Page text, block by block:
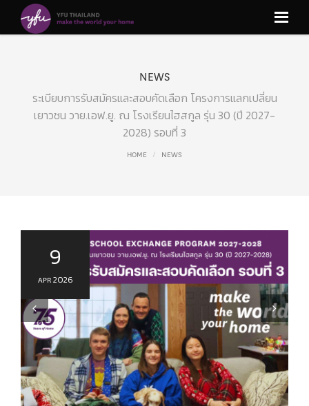
NEWS
ระเบียบการรับสมัครและสอบคัดเลือก โครงการแลกเปลี่ยน
เยาวชน วาย.เอฟ.ยู. ณ โรงเรียนไฮสกูล รุ่น 30 (ปี 2027-
2028) รอบที่ 3
HOME NEWS
9
APR 2026
Previous Next